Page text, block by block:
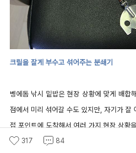
크릴을 잘게 부수고 섞어주는 분쇄기
벵에돔 낚시 밑밥은 현장 상황에 맞게 배합
점에서 미리 섞어갈 수도 있지만, 자기가 잘
접 포인트에도착해서 여러 가지 현장 상황
것이 조과를 향상하는 지름길이기도 해요
317 84